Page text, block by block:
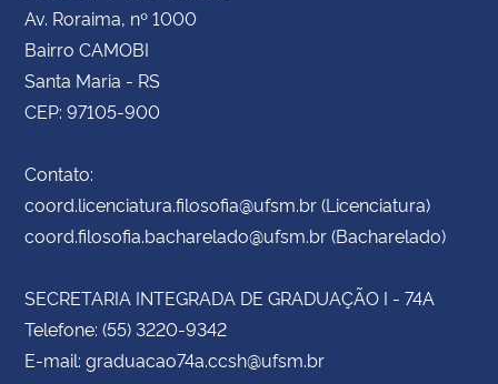
Av. Roraima, nº 1000
Bairro CAMOBI
Santa Maria - RS
CEP: 97105-900
Contato:
coord.licenciatura.filosofia@ufsm.br (Licenciatura)
coord.filosofia.bacharelado@ufsm.br (Bacharelado)
SECRETARIA INTEGRADA DE GRADUAÇÃO I - 74A
Telefone: (55) 3220-9342
E-mail: graduacao74a.ccsh@ufsm.br